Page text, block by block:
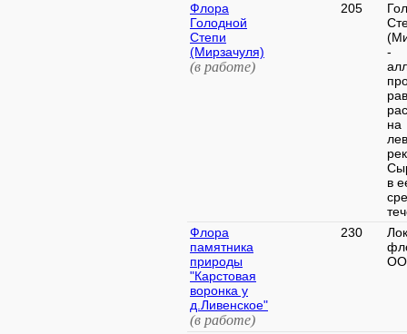
Флора
Голодной
Степи
(Мирзачуля)
(в работе)
205
-
на
в
Флора
памятника
природы
"Карстовая
воронка у
д.Ливенское"
(в работе)
230